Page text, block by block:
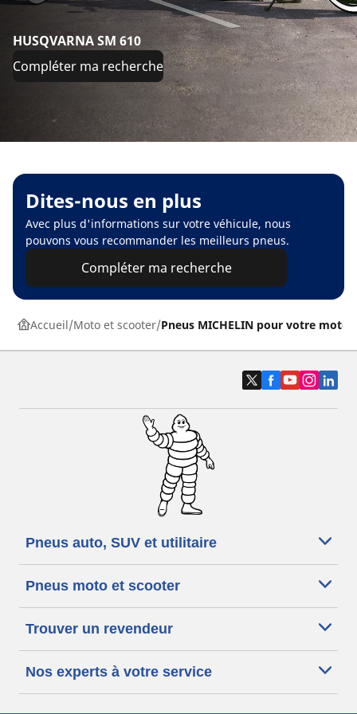
HUSQVARNA SM 610
Compléter ma recherche
Dites-nous en plus
Avec plus d'informations sur votre véhicule, nous
pouvons vous recommander les meilleurs pneus.
Compléter ma recherche
Accueil Moto et scooter Pneus MICHELIN pour votre moto
Pneus auto, SUV et utilitaire
Pneus moto et scooter
Trouver un revendeur
Nos experts à votre service